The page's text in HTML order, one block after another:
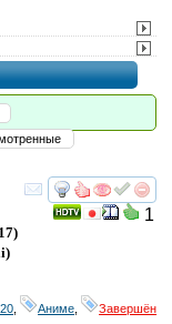
смотреть
1
)
Аниме Завершён